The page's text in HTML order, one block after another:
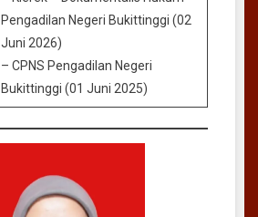
Pengadilan Negeri Bukittinggi (02
Juni 2026)
– CPNS Pengadilan Negeri
Bukittinggi (01 Juni 2025)